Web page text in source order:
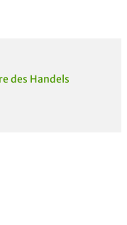
des Handels